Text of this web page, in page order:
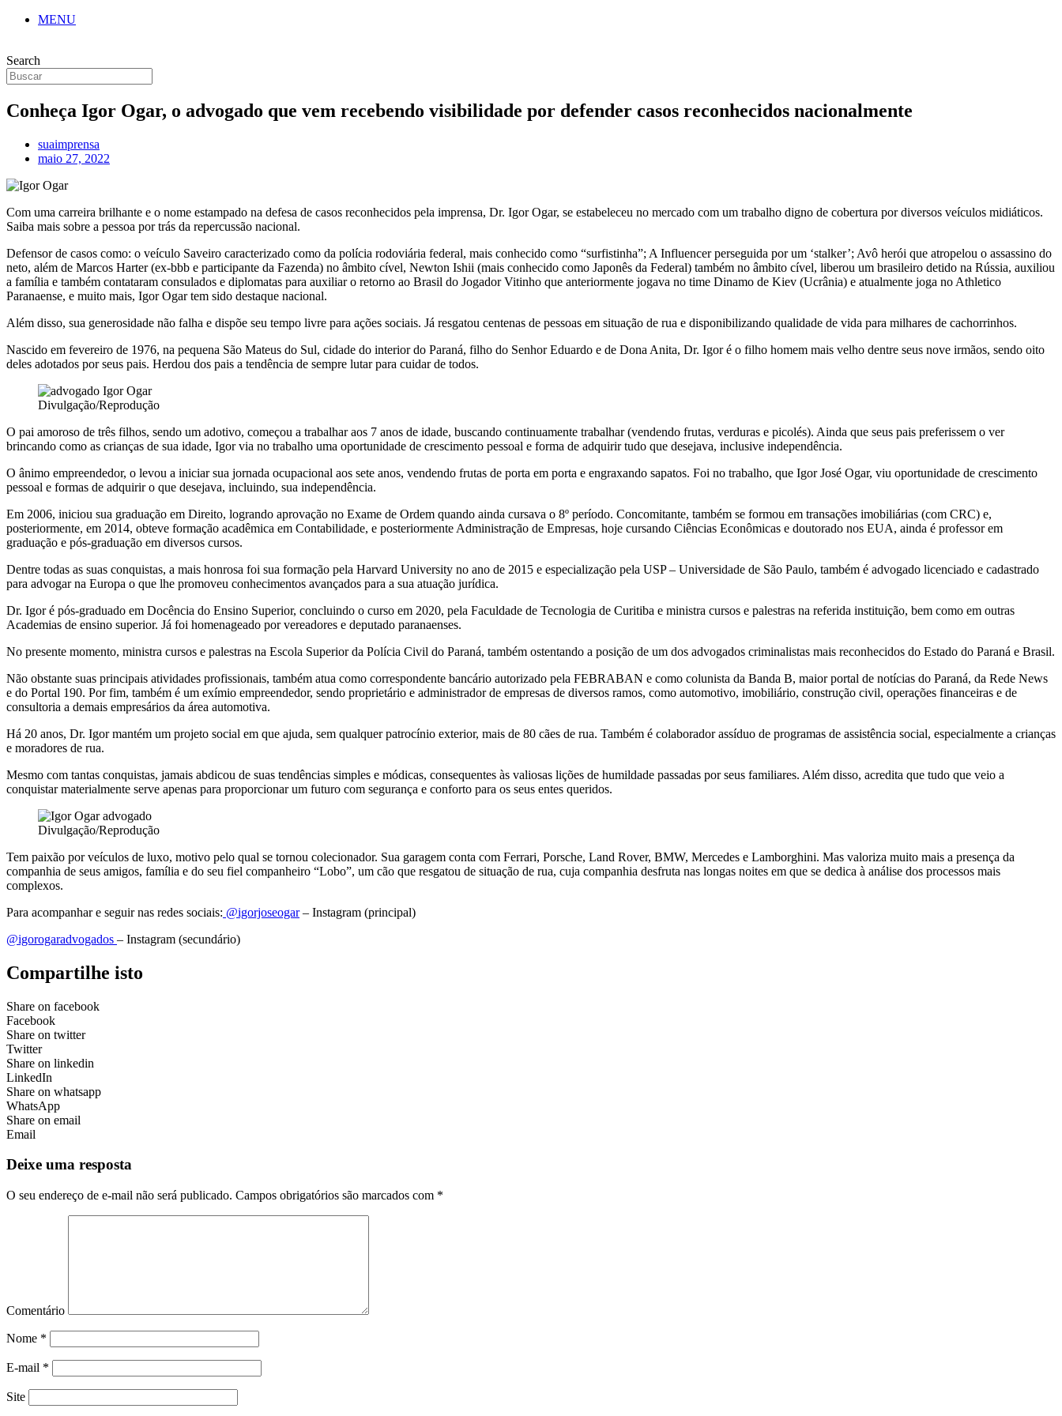
MENU
Search
Conheça Igor Ogar, o advogado que vem recebendo visibilidade por defender casos reconhecidos nacionalmente
suaimprensa
maio 27, 2022
Com uma carreira brilhante e o nome estampado na defesa de casos reconhecidos pela imprensa, Dr. Igor Ogar, se estabeleceu no mercado com um trabalho digno de cobertura por diversos veículos midiáticos.
Saiba mais sobre a pessoa por trás da repercussão nacional.
Defensor de casos como: o veículo Saveiro caracterizado como da polícia rodoviária federal, mais conhecido como “surfistinha”; A Influencer perseguida por um ‘stalker’; Avô herói que atropelou o assassino do
neto, além de Marcos Harter (ex-bbb e participante da Fazenda) no âmbito cível, Newton Ishii (mais conhecido como Japonês da Federal) também no âmbito cível, liberou um brasileiro detido na Rússia, auxiliou
a família e também contataram consulados e diplomatas para auxiliar o retorno ao Brasil do Jogador Vitinho que anteriormente jogava no time Dinamo de Kiev (Ucrânia) e atualmente joga no Athletico
Paranaense, e muito mais, Igor Ogar tem sido destaque nacional.
Além disso, sua generosidade não falha e dispõe seu tempo livre para ações sociais. Já resgatou centenas de pessoas em situação de rua e disponibilizando qualidade de vida para milhares de cachorrinhos.
Nascido em fevereiro de 1976, na pequena São Mateus do Sul, cidade do interior do Paraná, filho do Senhor Eduardo e de Dona Anita, Dr. Igor é o filho homem mais velho dentre seus nove irmãos, sendo oito
deles adotados por seus pais. Herdou dos pais a tendência de sempre lutar para cuidar de todos.
Divulgação/Reprodução
O pai amoroso de três filhos, sendo um adotivo, começou a trabalhar aos 7 anos de idade, buscando continuamente trabalhar (vendendo frutas, verduras e picolés). Ainda que seus pais preferissem o ver
brincando como as crianças de sua idade, Igor via no trabalho uma oportunidade de crescimento pessoal e forma de adquirir tudo que desejava, inclusive independência.
O ânimo empreendedor, o levou a iniciar sua jornada ocupacional aos sete anos, vendendo frutas de porta em porta e engraxando sapatos. Foi no trabalho, que Igor José Ogar, viu oportunidade de crescimento
pessoal e formas de adquirir o que desejava, incluindo, sua independência.
Em 2006, iniciou sua graduação em Direito, logrando aprovação no Exame de Ordem quando ainda cursava o 8º período. Concomitante, também se formou em transações imobiliárias (com CRC) e,
posteriormente, em 2014, obteve formação acadêmica em Contabilidade, e posteriormente Administração de Empresas, hoje cursando Ciências Econômicas e doutorado nos EUA, ainda é professor em
graduação e pós-graduação em diversos cursos.
Dentre todas as suas conquistas, a mais honrosa foi sua formação pela Harvard University no ano de 2015 e especialização pela USP – Universidade de São Paulo, também é advogado licenciado e cadastrado
para advogar na Europa o que lhe promoveu conhecimentos avançados para a sua atuação jurídica.
Dr. Igor é pós-graduado em Docência do Ensino Superior, concluindo o curso em 2020, pela Faculdade de Tecnologia de Curitiba e ministra cursos e palestras na referida instituição, bem como em outras
Academias de ensino superior. Já foi homenageado por vereadores e deputado paranaenses.
No presente momento, ministra cursos e palestras na Escola Superior da Polícia Civil do Paraná, também ostentando a posição de um dos advogados criminalistas mais reconhecidos do Estado do Paraná e Brasil.
Não obstante suas principais atividades profissionais, também atua como correspondente bancário autorizado pela FEBRABAN e como colunista da Banda B, maior portal de notícias do Paraná, da Rede News
e do Portal 190. Por fim, também é um exímio empreendedor, sendo proprietário e administrador de empresas de diversos ramos, como automotivo, imobiliário, construção civil, operações financeiras e de
consultoria a demais empresários da área automotiva.
Há 20 anos, Dr. Igor mantém um projeto social em que ajuda, sem qualquer patrocínio exterior, mais de 80 cães de rua. Também é colaborador assíduo de programas de assistência social, especialmente a crianças
e moradores de rua.
Mesmo com tantas conquistas, jamais abdicou de suas tendências simples e módicas, consequentes às valiosas lições de humildade passadas por seus familiares. Além disso, acredita que tudo que veio a
conquistar materialmente serve apenas para proporcionar um futuro com segurança e conforto para os seus entes queridos.
Divulgação/Reprodução
Tem paixão por veículos de luxo, motivo pelo qual se tornou colecionador. Sua garagem conta com Ferrari, Porsche, Land Rover, BMW, Mercedes e Lamborghini. Mas valoriza muito mais a presença da
companhia de seus amigos, família e do seu fiel companheiro “Lobo”, um cão que resgatou de situação de rua, cuja companhia desfruta nas longas noites em que se dedica à análise dos processos mais
complexos.
Para acompanhar e seguir nas redes sociais: @igorjoseogar– Instagram (principal)
@igorogaradvogados – Instagram (secundário)
Compartilhe isto
Share on facebook
Facebook
Share on twitter
Twitter
Share on linkedin
LinkedIn
Share on whatsapp
WhatsApp
Share on email
Email
Deixe uma resposta
O seu endereço de e-mail não será publicado. Campos obrigatórios são marcados com *
Comentário
Nome *
E-mail *
Site